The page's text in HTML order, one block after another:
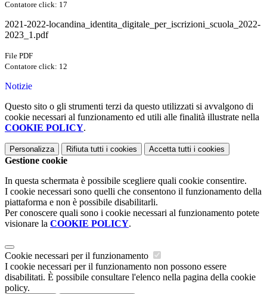
Contatore click: 17
2021-2022-locandina_identita_digitale_per_iscrizioni_scuola_2022-
2023_1.pdf
File PDF
Contatore click: 12
Notizie
Questo sito o gli strumenti terzi da questo utilizzati si avvalgono di
cookie necessari al funzionamento ed utili alle finalità illustrate nella
COOKIE POLICY.
Personalizza Rifiuta tutti i cookies Accetta tutti i cookies
Gestione cookie
In questa schermata è possibile scegliere quali cookie consentire.
I cookie necessari sono quelli che consentono il funzionamento della
piattaforma e non è possibile disabilitarli.
Per conoscere quali sono i cookie necessari al funzionamento potete
visionare la COOKIE POLICY.
Cookie necessari per il funzionamento
I cookie necessari per il funzionamento non possono essere
disabilitati. È possibile consultare l'elenco nella pagina della cookie
policy.